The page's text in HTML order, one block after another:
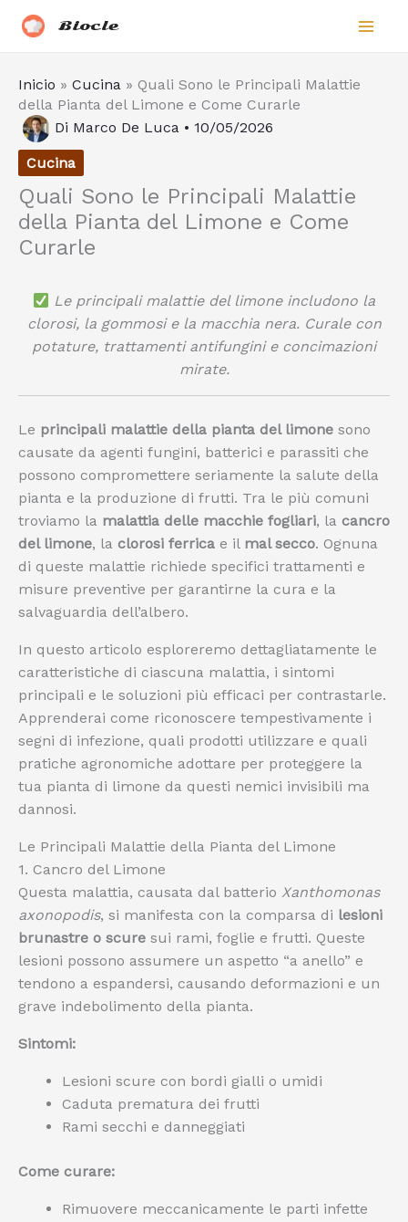
Biocle
Inicio » Cucina » Quali Sono le Principali Malattie
della Pianta del Limone e Come Curarle
Di Marco De Luca • 10/05/2026
Cucina
Quali Sono le Principali Malattie
della Pianta del Limone e Come
Curarle
Le principali malattie del limone includono la
clorosi, la gommosi e la macchia nera. Curale con
potature, trattamenti antifungini e concimazioni
mirate.
Le principali malattie della pianta del limone sono
causate da agenti fungini, batterici e parassiti che
possono compromettere seriamente la salute della
pianta e la produzione di frutti. Tra le più comuni
troviamo la malattia delle macchie fogliari, la cancro
del limone, la clorosi ferrica e il mal secco. Ognuna
di queste malattie richiede specifici trattamenti e
misure preventive per garantirne la cura e la
salvaguardia dell’albero.
In questo articolo esploreremo dettagliatamente le
caratteristiche di ciascuna malattia, i sintomi
principali e le soluzioni più efficaci per contrastarle.
Apprenderai come riconoscere tempestivamente i
segni di infezione, quali prodotti utilizzare e quali
pratiche agronomiche adottare per proteggere la
tua pianta di limone da questi nemici invisibili ma
dannosi.
Le Principali Malattie della Pianta del Limone
1. Cancro del Limone
Questa malattia, causata dal batterio Xanthomonas
axonopodis, si manifesta con la comparsa di lesioni
brunastre o scure sui rami, foglie e frutti. Queste
lesioni possono assumere un aspetto “a anello” e
tendono a espandersi, causando deformazioni e un
grave indebolimento della pianta.
Sintomi:
Lesioni scure con bordi gialli o umidi
Caduta prematura dei frutti
Rami secchi e danneggiati
Come curare:
Rimuovere meccanicamente le parti infette